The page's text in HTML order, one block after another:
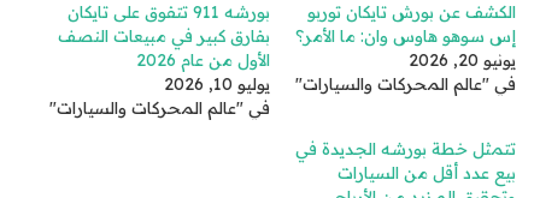
الكشف عن بورش تايكان توربو
إس سوهو هاوس وان: ما الأمر؟
يونيو 20, 2026
في "عالم المحركات والسيارات"
بورشه 911 تتفوق على تايكان
بفارق كبير في مبيعات النصف
الأول من عام 2026
يوليو 10, 2026
في "عالم المحركات والسيارات"
تتمثل خطة بورشه الجديدة في
بيع عدد أقل من السيارات